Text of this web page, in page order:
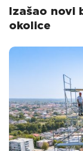
Izašao novi
okolice